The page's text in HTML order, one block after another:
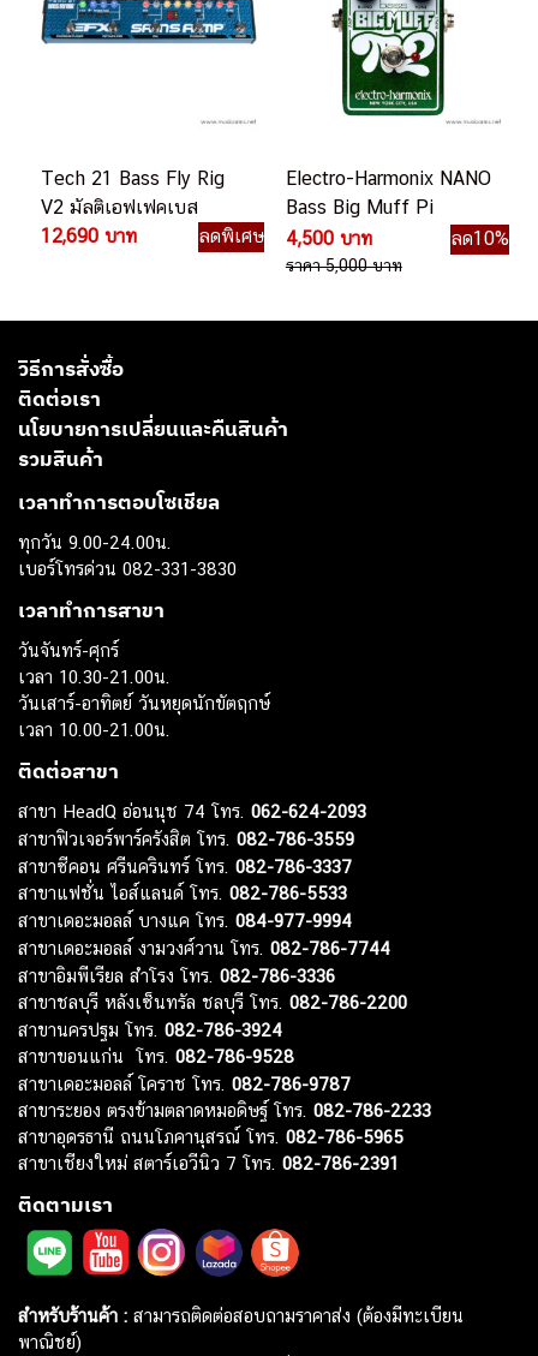
Tech 21 Bass Fly Rig
V2 มัลติเอฟเฟคเบส
12,690 บาท
ลดพิเศษ
Electro-Harmonix NANO
Bass Big Muff Pi
2 เอฟเฟคเบส
4,500 บาท ลด10%
ราคา 5,000 บาท
วิธีการสั่งซื้อ
ติดต่อเรา
นโยบายการเปลี่ยนและคืนสินค้า
รวมสินค้า
เวลาทำการตอบโซเชียล
ทุกวัน 9.00-24.00น.
เบอร์โทรด่วน 082-331-3830
เวลาทำการสาขา
วันจันทร์-ศุกร์
เวลา 10.30-21.00น.
วันเสาร์-อาทิตย์ วันหยุดนักขัตฤกษ์
เวลา 10.00-21.00น.
ติดต่อสาขา
สาขา HeadQ อ่อนนุช 74 โทร. 062-624-2093
สาขาฟิวเจอร์พาร์ครังสิต โทร. 082-786-3559
สาขาซีคอน ศรีนครินทร์ โทร. 082-786-3337
สาขาแฟชั่น ไอส์แลนด์ โทร. 082-786-5533
สาขาเดอะมอลล์ บางแค โทร. 084-977-9994
สาขาเดอะมอลล์ งามวงศ์วาน โทร. 082-786-7744
สาขาอิมพีเรียล สำโรง โทร. 082-786-3336
สาขาชลบุรี หลังเซ็นทรัล ชลบุรี โทร. 082-786-2200
สาขานครปฐม โทร. 082-786-3924
สาขาขอนแก่น โทร. 082-786-9528
สาขาเดอะมอลล์ โคราช โทร. 082-786-9787
สาขาระยอง ตรงข้ามตลาดหมอดิษฐ์ โทร. 082-786-2233
สาขาอุดรธานี ถนนโภคานุสรณ์ โทร. 082-786-5965
สาขาเชียงใหม่ สตาร์เอวีนิว 7 โทร. 082-786-2391
ติดตามเรา
สำหรับร้านค้า : สามารถติดต่อสอบถามราคาส่ง (ต้องมีทะเบียน
พาณิชย์)